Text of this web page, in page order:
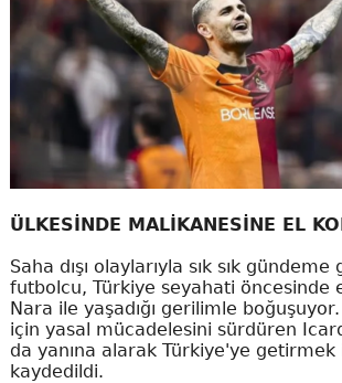
ÜLKESİNDE MALİKANESİNE EL
Saha dışı olaylarıyla sık sık gündeme
futbolcu, Türkiye seyahati öncesinde
Nara ile yaşadığı gerilimle boğuşuyor.
için yasal mücadelesini sürdüren
da yanına alarak Türkiye'ye getirmek
kaydedildi.